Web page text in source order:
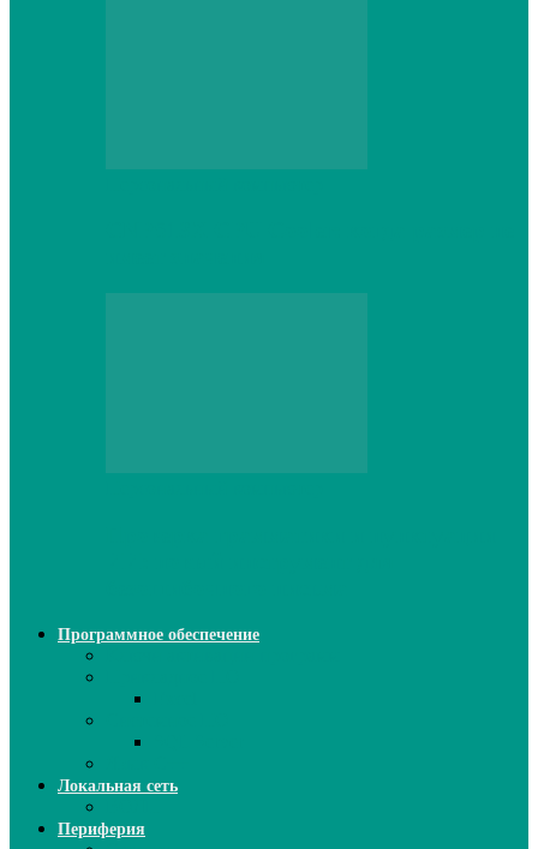
Программное обеспечение
Локальная сеть
Периферия